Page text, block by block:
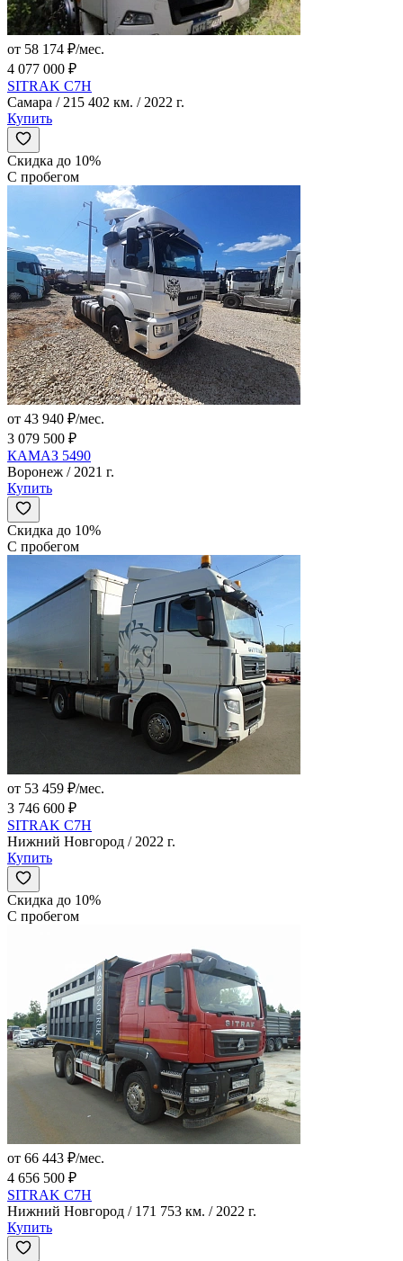
от 58 174 ₽/мес.
4 077 000 ₽
SITRAK C7H
Самара / 215 402 км. / 2022 г.
Купить
Скидка до 10%
С пробегом
от 43 940 ₽/мес.
3 079 500 ₽
КАМАЗ 5490
Воронеж / 2021 г.
Купить
Скидка до 10%
С пробегом
от 53 459 ₽/мес.
3 746 600 ₽
SITRAK C7H
Нижний Новгород / 2022 г.
Купить
Скидка до 10%
С пробегом
от 66 443 ₽/мес.
4 656 500 ₽
SITRAK C7H
Нижний Новгород / 171 753 км. / 2022 г.
Купить